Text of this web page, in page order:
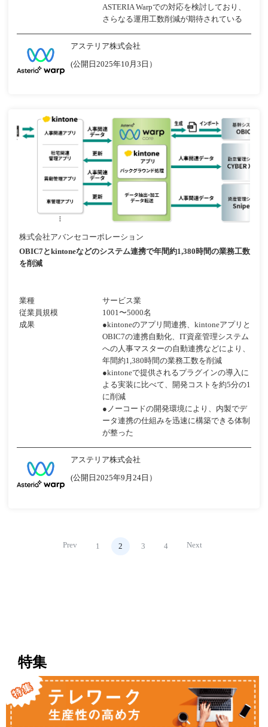
ASTERIA Warpでの対応を検討しており、
さらなる運用工数削減が期待されている
アステリア株式会社
(公開日2025年10月3日）
株式会社アバンセコーポレーション
OBIC7とkintoneなどのシステム連携で年間約1,380時間の業務工数
を削減
業種
サービス業
従業員規模
1001〜5000名
成果
●kintoneのアプリ間連携、kintoneアプリと
OBIC7の連携自動化、IT資産管理システム
への人事マスターの自動連携などにより、
年間約1,380時間の業務工数を削減
●kintoneで提供されるプラグインの導入に
よる実装に比べて、開発コストを約5分の1
に削減
●ノーコードの開発環境により、内製でデ
ータ連携の仕組みを迅速に構築できる体制
が整った
アステリア株式会社
(公開日2025年9月24日）
Prev 1 2 3 4 Next
特集